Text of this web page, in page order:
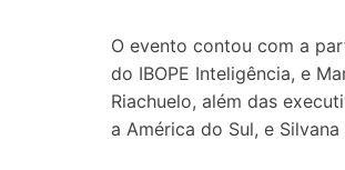
O evento contou com a
do IBOPE Inteligência, e
Riachuelo, além das
a América do Sul, e